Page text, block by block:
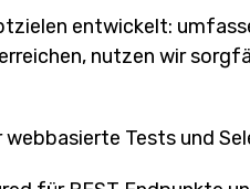
entwickelt:
nutzen wir
webbasierte Tests und